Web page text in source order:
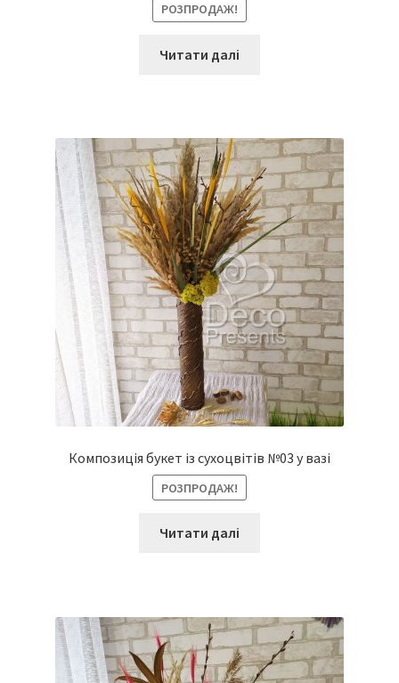
РОЗПРОДАЖ!
Читати далі
Композиція букет із сухоцвітів №03 у вазі
РОЗПРОДАЖ!
Читати далі